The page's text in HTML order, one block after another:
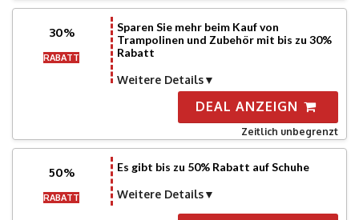
30%
RABATT
Sparen Sie mehr beim Kauf von
Trampolinen und Zubehör mit bis zu 30%
Rabatt
Weitere Details
DEAL ANZEIGN
Zeitlich unbegrenzt
50%
RABATT
Es gibt bis zu 50% Rabatt auf Schuhe
Weitere Details